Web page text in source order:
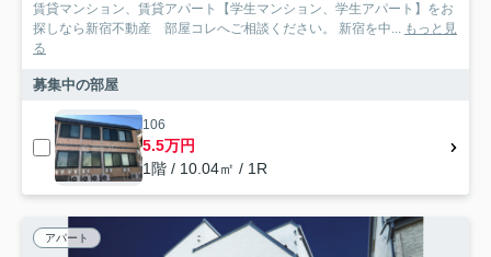
賃貸マンション、賃貸アパート【学生マンション、学生アパート】をお
探しなら新宿不動産 部屋コレへご相談ください。 新宿を中... もっと見
る
募集中の部屋
106
5.5万円
1階 / 10.04㎡ / 1R
アパート